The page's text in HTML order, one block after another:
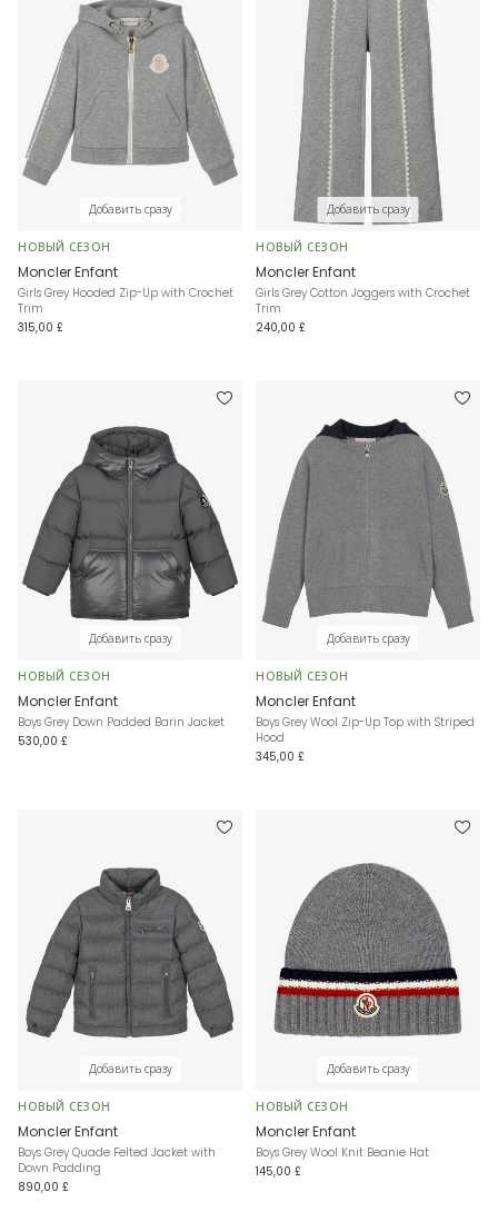
Добавить сразу
НОВЫЙ СЕЗОН
Moncler Enfant
Girls Grey Hooded Zip-Up with Crochet
Trim
315,00 £
Добавить сразу
НОВЫЙ СЕЗОН
Moncler Enfant
Girls Grey Cotton Joggers with Crochet
Trim
240,00 £
Добавить сразу
НОВЫЙ СЕЗОН
Moncler Enfant
Boys Grey Down Padded Barin Jacket
530,00 £
Добавить сразу
НОВЫЙ СЕЗОН
Moncler Enfant
Boys Grey Wool Zip-Up Top with Striped
Hood
345,00 £
Добавить сразу
НОВЫЙ СЕЗОН
Moncler Enfant
Boys Grey Quade Felted Jacket with
Down Padding
890,00 £
Добавить сразу
НОВЫЙ СЕЗОН
Moncler Enfant
Boys Grey Wool Knit Beanie Hat
145,00 £